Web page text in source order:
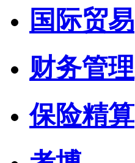
国际贸易
财务管理
保险精算